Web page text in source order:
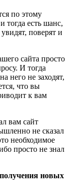
по этому
тогда есть шанс,
поверят и
сайта просто
И тогда
него не заходят,
что вы
к вам
вам сайт
не сказал
необходимое
просто не знал
новых